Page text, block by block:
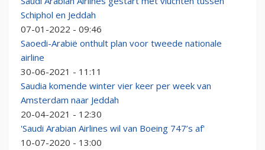
Schiphol en Jeddah
07-01-2022 - 09:46
Saoedi-Arabië onthult plan voor tweede nationale
airline
30-06-2021 - 11:11
Saudia komende winter vier keer per week van
Amsterdam naar Jeddah
20-04-2021 - 12:30
'Saudi Arabian Airlines wil van Boeing 747’s af'
10-07-2020 - 13:00